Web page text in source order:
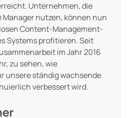
Unternehmen, die
Manager nutzen, können nun
Content-Management-
Systems profitieren. Seit
im Jahr 2016
zu sehen, wie
unsere ständig wachsende
verbessert wird.